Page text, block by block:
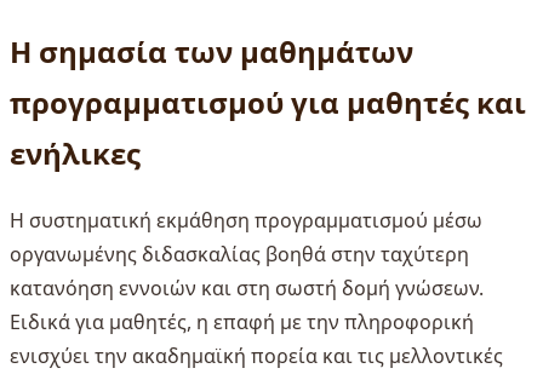
Η σημασία των μαθημάτων
προγραμματισμού για μαθητές και
ενήλικες
Η συστηματική εκμάθηση προγραμματισμού μέσω
οργανωμένης διδασκαλίας βοηθά στην ταχύτερη
κατανόηση εννοιών και στη σωστή δομή γνώσεων.
Ειδικά για μαθητές, η επαφή με την πληροφορική
ενισχύει την ακαδημαϊκή πορεία και τις μελλοντικές